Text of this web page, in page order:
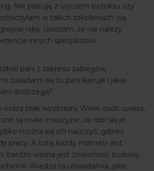
Nie pracuję z użyciem botoksu czy
w takich szkoleniach (są
ręki). Uważam, że nie należy
innych specjalistów.
pani z zakresu zabiegów
zasadami się tu pani kieruje i jakie
dostrzega?
brak wyobraźni. Wiele osób uważa,
są mało inwazyjne, że robi się je
można się ich nauczyć, gdzieś
pracy. A tutaj każdy milimetr jest
bardzo ważna jest znajomość budowy
Wiedza ta uświadamia, jakie